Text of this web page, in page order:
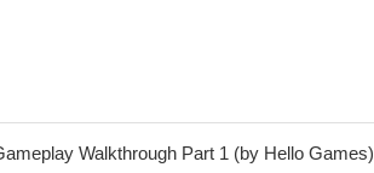
Walkthrough Part 1 (by Hello Games)